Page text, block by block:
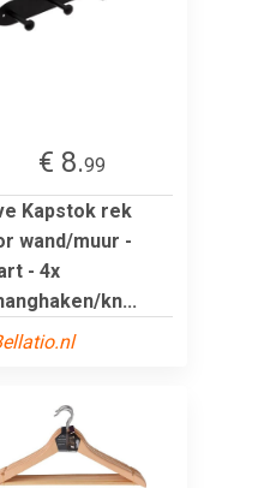
€ 8.99
Kapstok rek
wand/muur -
- 4x
kn...